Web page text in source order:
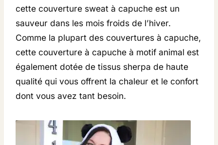
cette couverture sweat à capuche est un
sauveur dans les mois froids de l’hiver.
Comme la plupart des couvertures à capuche,
cette couverture à capuche à motif animal est
également dotée de tissus sherpa de haute
qualité qui vous offrent la chaleur et le confort
dont vous avez tant besoin.